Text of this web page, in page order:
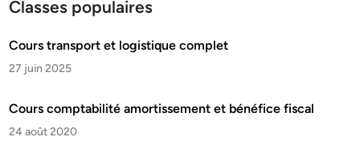
Classes populaires
Cours transport et logistique complet
27 juin 2025
Cours comptabilité amortissement et bénéfice fiscal
24 août 2020